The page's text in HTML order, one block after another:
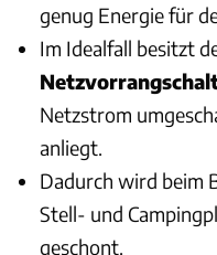
genug Energie für
Im Idealfall besitzt
Netzstrom
anliegt.
Dadurch wird beim
Stell- und
geschont.